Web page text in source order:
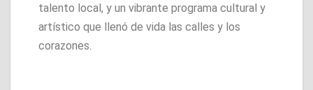
talento local, y un vibrante programa cultural y
artístico que llenó de vida las calles y los
corazones.